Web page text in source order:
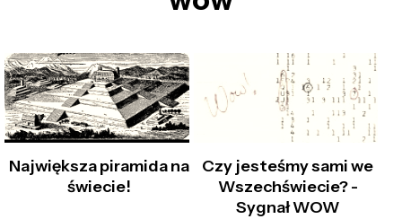
Największa piramida na
świecie!
Czy jesteśmy sami we
Wszechświecie? -
Sygnał WOW